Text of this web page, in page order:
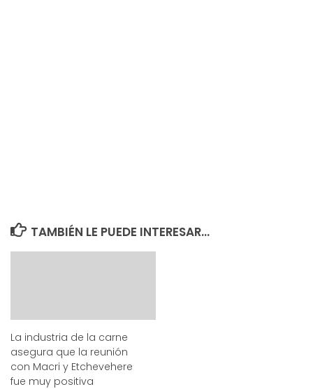
TAMBIÉN LE PUEDE INTERESAR...
La industria de la carne
asegura que la reunión
con Macri y Etchevehere
fue muy positiva